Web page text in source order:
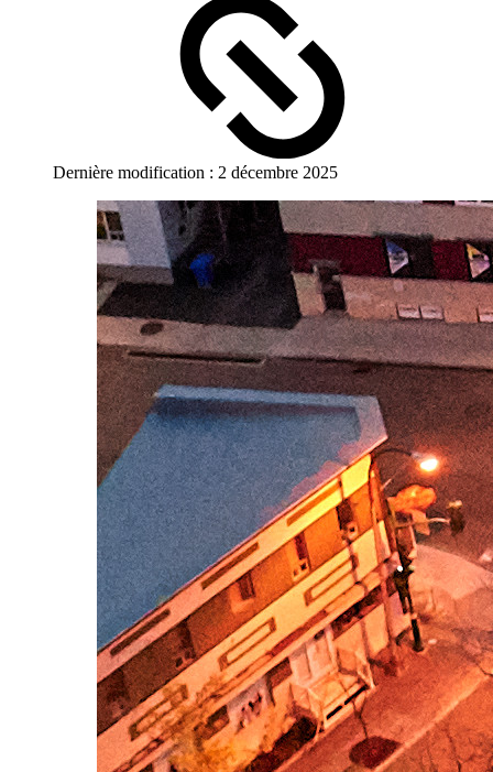
Dernière modification : 2 décembre 2025